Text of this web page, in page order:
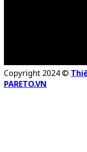
Copyright 2024 ©
PARETO.VN